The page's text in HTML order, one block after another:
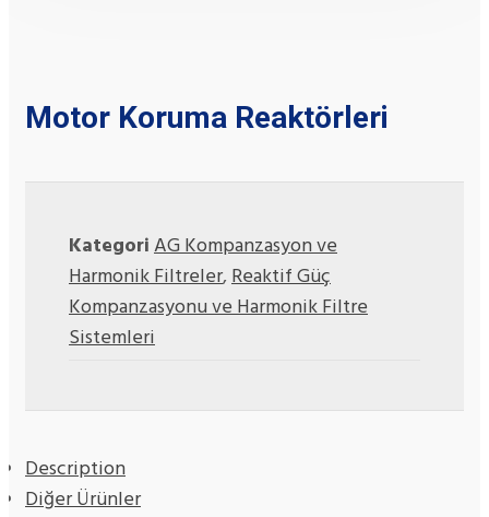
Motor Koruma Reaktörleri
KategoriAG Kompanzasyon ve
Harmonik Filtreler,Reaktif Güç
Kompanzasyonu ve Harmonik Filtre
Sistemleri
Description
Diğer Ürünler